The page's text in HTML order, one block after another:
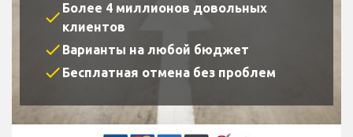
check Более 4 миллионов довольных
клиентов
check Варианты на любой бюджет
check Бесплатная отмена без проблем